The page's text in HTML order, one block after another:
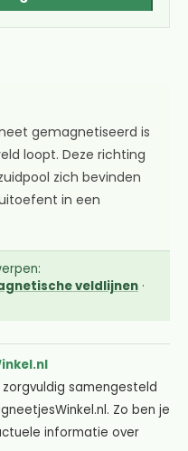
gemagnetiseerd is
loopt. Deze richting
zich bevinden
in een
veldlijnen ·
samengesteld
Zo ben je
informatie over